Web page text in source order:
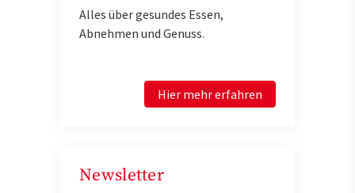
Alles über gesundes Essen,
Abnehmen und Genuss.
Hier mehr erfahren
Newsletter